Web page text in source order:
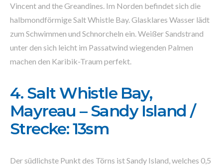
Vincent and the Greandines. Im Norden befindet sich die
halbmondförmige Salt Whistle Bay. Glasklares Wasser lädt
zum Schwimmen und Schnorcheln ein. Weißer Sandstrand
unter den sich leicht im Passatwind wiegenden Palmen
machen den Karibik-Traum perfekt.
4. Salt Whistle Bay,
Mayreau – Sandy Island /
Strecke: 13sm
Der südlichste Punkt des Törns ist Sandy Island, welches 0,5